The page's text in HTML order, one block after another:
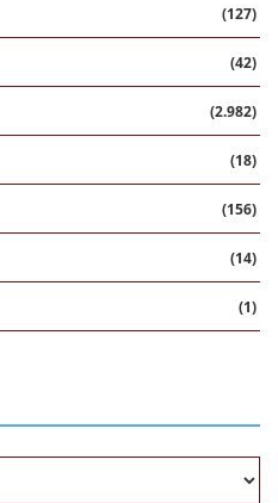
(127)
(42)
(2.982)
(18)
(156)
(14)
(1)